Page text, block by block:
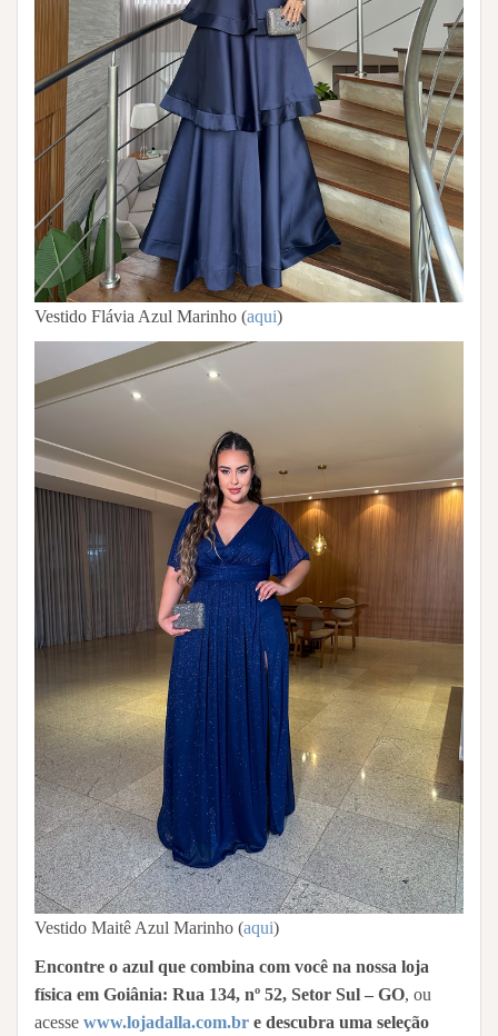
Vestido Flávia Azul Marinho (aqui)
Vestido Maitê Azul Marinho (aqui)
Encontre o azul que combina com você na nossa loja
física em Goiânia: Rua 134, nº 52, Setor Sul – GO, ou
acesse www.lojadalla.com.br e descubra uma seleção